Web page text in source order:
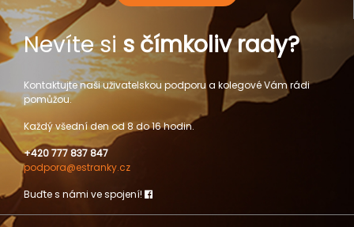
Nevíte si s čímkoliv rady?
Kontaktujte naši uživatelskou podporu a kolegové Vám rádi
pomůžou.
Každý všední den od 8 do 16 hodin.
+420 777 837 847
podpora@estranky.cz
Buďte s námi ve spojení!